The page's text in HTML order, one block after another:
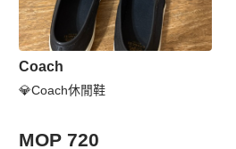
Coach
💎Coach休閒鞋
MOP 720